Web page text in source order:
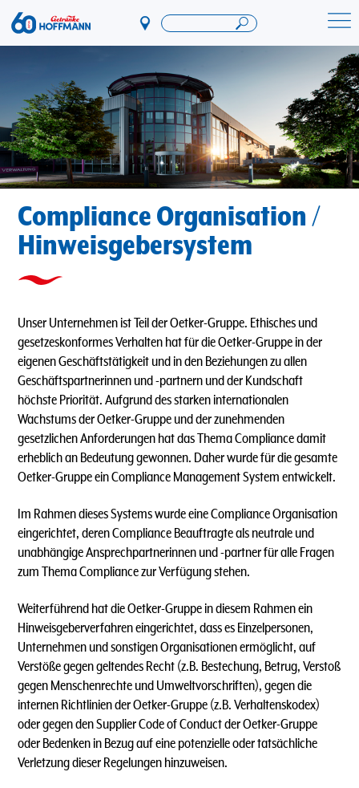
Direkt
zum
Inhalt
Startseite Getränke Hoffmann
Compliance Organisation /
Hinweisgebersystem
Unser Unternehmen ist Teil der Oetker-Gruppe. Ethisches und
gesetzeskonformes Verhalten hat für die Oetker-Gruppe in der
eigenen Geschäftstätigkeit und in den Beziehungen zu allen
Geschäftspartnerinnen und -partnern und der Kundschaft
höchste Priorität. Aufgrund des starken internationalen
Wachstums der Oetker-Gruppe und der zunehmenden
gesetzlichen Anforderungen hat das Thema Compliance damit
erheblich an Bedeutung gewonnen. Daher wurde für die gesamte
Oetker-Gruppe ein Compliance Management System entwickelt.
Im Rahmen dieses Systems wurde eine Compliance Organisation
eingerichtet, deren Compliance Beauftragte als neutrale und
unabhängige Ansprechpartnerinnen und -partner für alle Fragen
zum Thema Compliance zur Verfügung stehen.
Weiterführend hat die Oetker-Gruppe in diesem Rahmen ein
Hinweisgeberverfahren eingerichtet, dass es Einzelpersonen,
Unternehmen und sonstigen Organisationen ermöglicht, auf
Verstöße gegen geltendes Recht (z.B. Bestechung, Betrug, Verstoß
gegen Menschenrechte und Umweltvorschriften), gegen die
internen Richtlinien der Oetker-Gruppe (z.B. Verhaltenskodex)
oder gegen den Supplier Code of Conduct der Oetker-Gruppe
oder Bedenken in Bezug auf eine potenzielle oder tatsächliche
Verletzung dieser Regelungen hinzuweisen.